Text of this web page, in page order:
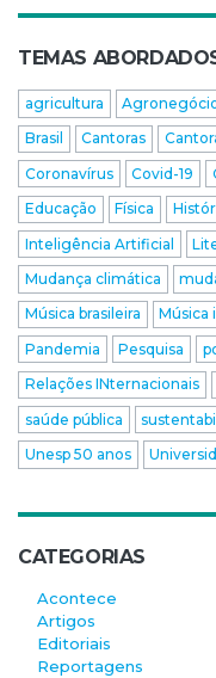
TEMAS
agricultura
Brasil
Cantoras
Coronavírus
Covid-19
Educação
Física
Inteligência Artificial
Mudança climática
Música brasileira
Música
Pandemia
Pesquisa
Relações INternacionais
saúde pública
Unesp 50 anos
CATEGORIAS
Acontece
Artigos
Editoriais
Reportagens